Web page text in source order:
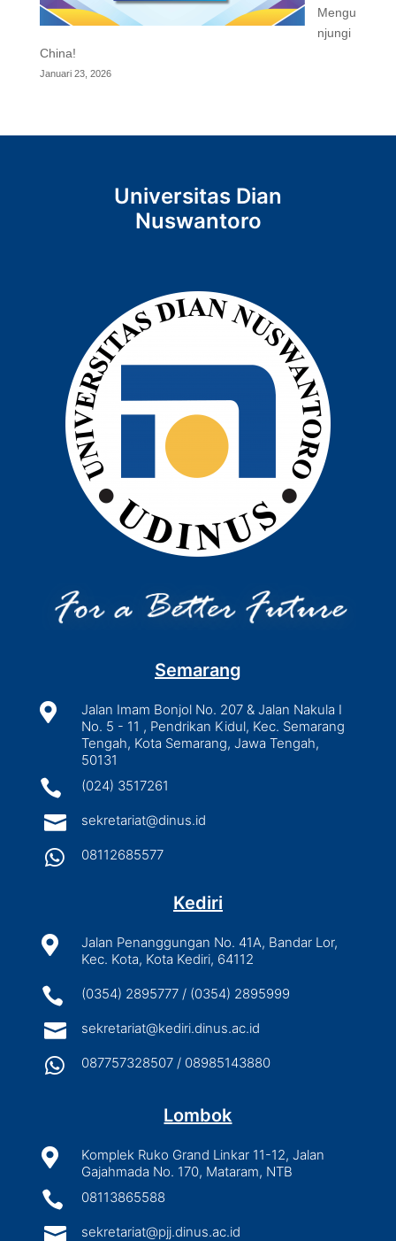
Mengu
njungi
China!
Januari 23, 2026
Universitas Dian
Nuswantoro
Semarang

Jalan Imam Bonjol No. 207 & Jalan Nakula I
No. 5 - 11 , Pendrikan Kidul, Kec. Semarang
Tengah, Kota Semarang, Jawa Tengah,
50131
 (024) 3517261
 sekretariat@dinus.id
 08112685577
Kediri

Jalan Penanggungan No. 41A, Bandar Lor,
Kec. Kota, Kota Kediri, 64112
 (0354) 2895777 / (0354) 2895999
 sekretariat@kediri.dinus.ac.id
 087757328507 / 08985143880
Lombok

Komplek Ruko Grand Linkar 11-12, Jalan
Gajahmada No. 170, Mataram, NTB
 08113865588
 sekretariat@pjj.dinus.ac.id